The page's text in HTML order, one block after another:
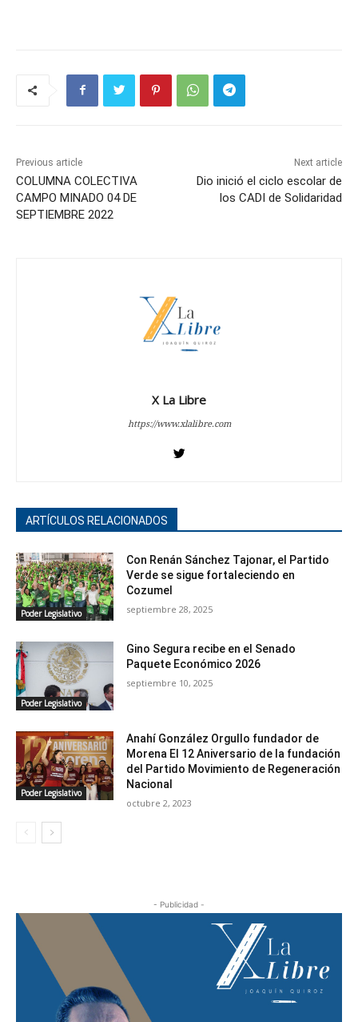
Previous article
COLUMNA COLECTIVA
CAMPO MINADO 04 DE
SEPTIEMBRE 2022
Next article
Dio inició el ciclo escolar de
los CADI de Solidaridad
X La Libre
https://www.xlalibre.com
ARTÍCULOS RELACIONADOS
Poder Legislativo
Con Renán Sánchez Tajonar, el Partido
Verde se sigue fortaleciendo en
Cozumel
septiembre 28, 2025
Poder Legislativo
Gino Segura recibe en el Senado
Paquete Económico 2026
septiembre 10, 2025
Poder Legislativo
Anahí González Orgullo fundador de
Morena El 12 Aniversario de la fundación
del Partido Movimiento de Regeneración
Nacional
octubre 2, 2023
- Publicidad -